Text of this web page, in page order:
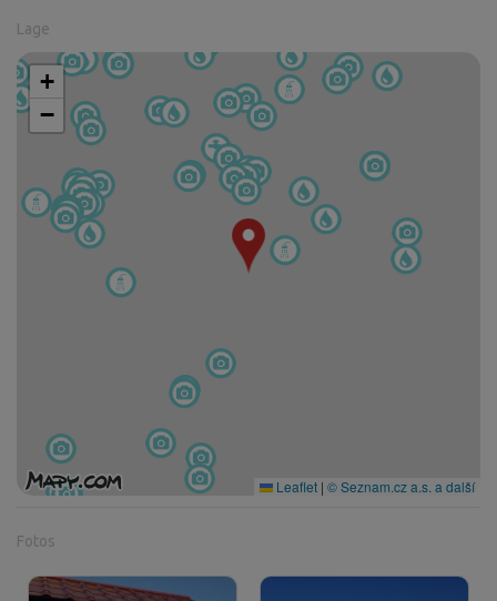
Lage
+
−
Leaflet | © Seznam.cz a.s. a další
Fotos